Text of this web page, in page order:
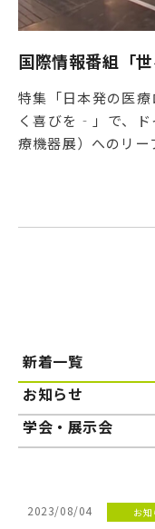
国際情報番組「
特集「日本発の医
く喜びを‐」で、ド
療機器展）へのリー
新着一覧
お知らせ
学会・展示会
2023/08/04 お